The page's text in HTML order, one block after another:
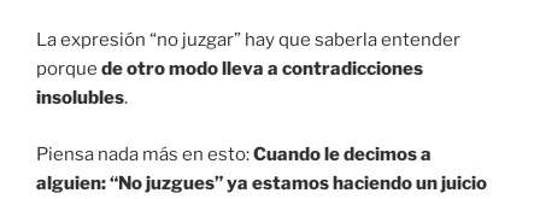
La expresión “no juzgar” hay que saberla entender
porque de otro modo lleva a contradicciones
insolubles.
Piensa nada más en esto:Cuando le decimos a
alguien: “No juzgues” ya estamos haciendo un juicio